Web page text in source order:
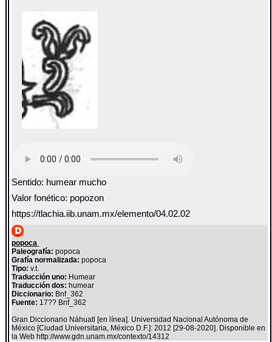
Sentido: humear mucho
Valor fonético: popozon
https://tlachia.iib.unam.mx/elemento/04.02.02
popoca
Paleografía: popoca
Grafía normalizada: popoca
Tipo: v.t.
Traducción uno: Humear
Traducción dos: humear
Diccionario: Bnf_362
Fuente: 17?? Bnf_362
Gran Diccionario Náhuatl [en línea]. Universidad Nacional Autónoma de
México [Ciudad Universitaria, México D.F.]: 2012 [29-08-2020]. Disponible en
la Web http://www.gdn.unam.mx/contexto/14312